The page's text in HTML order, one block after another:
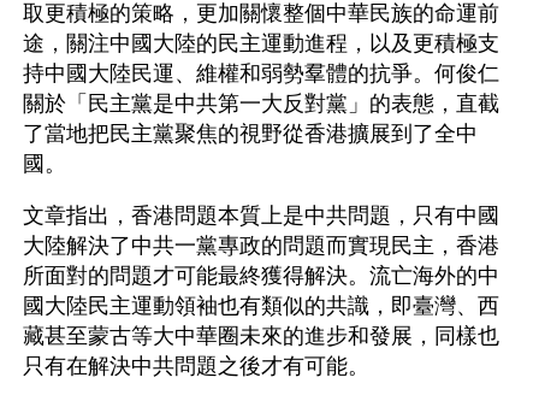
取更積極的策略，更加關懷整個中華民族的命運前
途，關注中國大陸的民主運動進程，以及更積極支
持中國大陸民運、維權和弱勢羣體的抗爭。何俊仁
關於「民主黨是中共第一大反對黨」的表態，直截
了當地把民主黨聚焦的視野從香港擴展到了全中
國。
文章指出，香港問題本質上是中共問題，只有中國
大陸解決了中共一黨專政的問題而實現民主，香港
所面對的問題才可能最終獲得解決。流亡海外的中
國大陸民主運動領袖也有類似的共識，即臺灣、西
藏甚至蒙古等大中華圈未來的進步和發展，同樣也
只有在解決中共問題之後才有可能。